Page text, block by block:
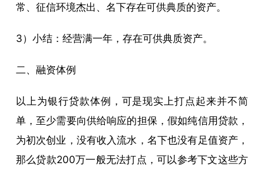
常、征信环境杰出、名下存在可供典质的资产。
3）小结：经营满一年，存在可供典质资产。
二、融资体例
以上为银行贷款体例，可是现实上打点起来并不简
单，至少需要向供给响应的担保，假如纯信用贷款，
为初次创业，没有收入流水，名下也没有足值资产，
那么贷款200万一般无法打点，可以参考下文这些方